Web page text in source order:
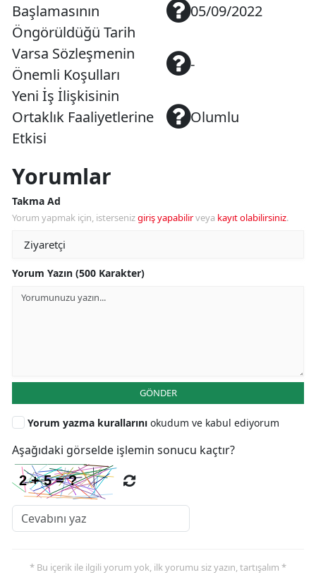
Başlamasının
Öngörüldüğü Tarih
05/09/2022
Varsa Sözleşmenin
Önemli Koşulları
-
Yeni İş İlişkisinin
Ortaklık Faaliyetlerine
Etkisi
Olumlu
Yorumlar
Takma Ad
Yorum yapmak için, istersenizgiriş yapabilirveya kayıt olabilirsiniz.
Yorum Yazın (500 Karakter)
GÖNDER
Yorum yazma kurallarını okudum ve kabul ediyorum
Aşağıdaki görselde işlemin sonucu kaçtır?
* Bu içerik ile ilgili yorum yok, ilk yorumu siz yazın, tartışalım *